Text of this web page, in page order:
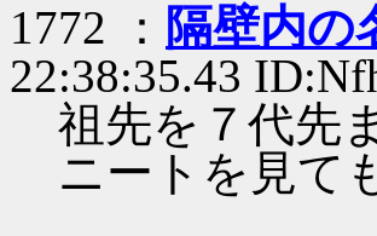
1772 ： 隔壁内の
22:38:35.43
祖先を７代先
ニートを見て